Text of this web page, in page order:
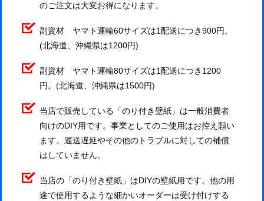
のご注文は大変お得になります。
副資材 ヤマト運輸60サイズは1配送につき900円。
(北海道、沖縄県は1200円)
副資材 ヤマト運輸80サイズは1配送につき1200
円。(北海道、沖縄県は1500円)
当店で販売している「のり付き壁紙」は一般消費者
向けのDIY用です。事業としてのご使用はお控え願い
ます。運送遅延やその他のトラブルに対しての補償
はしていません。
当店の「のり付き壁紙」はDIYの壁紙用です。他の用
途で使用するような細かいオーダーは受け付けする